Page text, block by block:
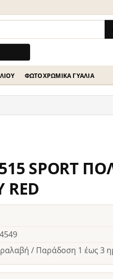
ΦΩΤΟΧΡΩΜΙΚΆ ΓΥΑΛΙΆ
SPORT
RED
/ Παράδοση 1 έως 3